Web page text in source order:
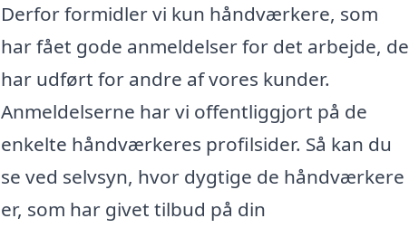
Derfor formidler vi kun håndværkere, som
har fået gode anmeldelser for det arbejde, de
har udført for andre af vores kunder.
Anmeldelserne har vi offentliggjort på de
enkelte håndværkeres profilsider. Så kan du
se ved selvsyn, hvor dygtige de håndværkere
er, som har givet tilbud på din